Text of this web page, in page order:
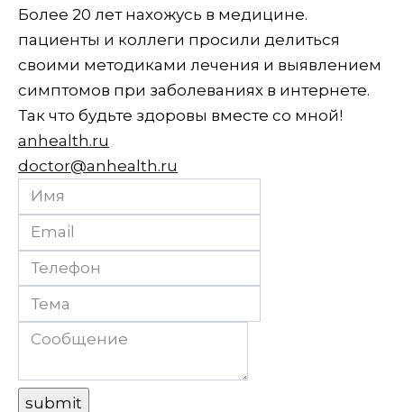
Более 20 лет нахожусь в медицине.
пациенты и коллеги просили делиться
своими методиками лечения и выявлением
симптомов при заболеваниях в интернете.
Так что будьте здоровы вместе со мной!
anhealth.ru
doctor@anhealth.ru